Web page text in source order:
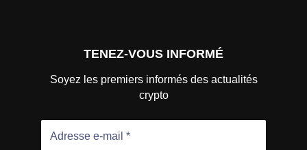
TENEZ-VOUS INFORMÉ
Soyez les premiers informés des actualités
crypto